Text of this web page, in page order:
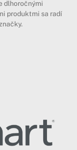
dlhoročnými
produktmi sa radí